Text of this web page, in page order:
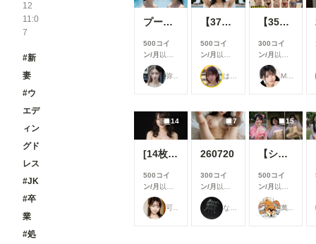
12
11:0
7
#新
妻
#ウ
エデ
ィン
グド
レス
#JK
#卒
業
#処
プールで撮影４
500コイ
ン/月 以上
支援すると
見ることが
できます
弥太郎
【37枚】未処理腋見せプール足コキ
500コイ
ン/月 以上
支援すると
見ることが
できます
はや太郎
【35枚】露出教の海水浴（宗派：Grok）
300コイ
ン/月 以上
支援すると
見ることが
できます
M96（むくろ）
14
[14枚]女優さんのように可愛い女性の裸🍒💕
500コイ
ン/月 以上
支援すると
見ることが
できます
可愛い女の子のAIグラビア写真集
7
260720
300コイ
ン/月 以上
支援すると
見ることが
できます
なにもない
15
【シリーズまとめ】世界の射精から 其之参
500コイ
ン/月 以上
支援すると
見ることが
できます
萬國彩